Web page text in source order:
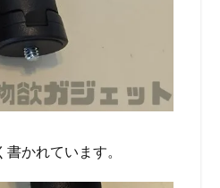
かれています。